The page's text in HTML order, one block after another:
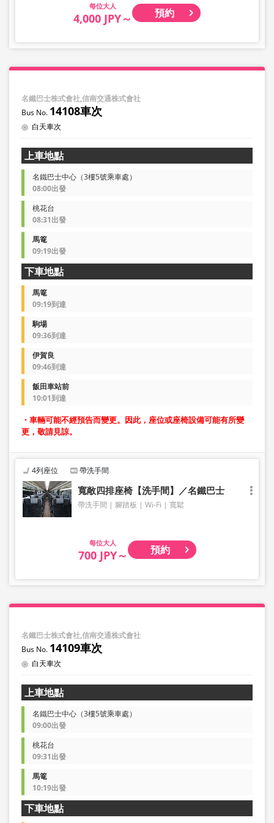
大人
4,000 JPY～ 預約
名鐵巴士株式會社,信南交通株式會社
14108車次
白天車次
上車地點
名鐵巴士中心（3樓5號乘車處）
08:00出發
桃花台
08:31出發
馬篭
09:19出發
下車地點
馬篭
09:19到達
駒場
09:36到達
伊賀良
09:46到達
飯田車站前
10:01到達
・車輛可能不經預告而變更。因此，座位或座椅設備可能有所變
更，敬請見諒。
4列座位 帶洗手間
寬敞四排座椅【洗手間】／名鐵巴士
帶洗手間 腳踏板 Wi-Fi 寬鬆
大人
700 JPY～ 預約
名鐵巴士株式會社,信南交通株式會社
14109車次
白天車次
上車地點
名鐵巴士中心（3樓5號乘車處）
09:00出發
桃花台
09:31出發
馬篭
10:19出發
下車地點